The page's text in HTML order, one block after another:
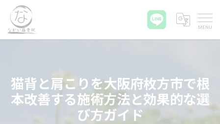
猫背と肩こりを大阪府枚方市で根
本改善する施術方法と効果的な選
び方ガイド